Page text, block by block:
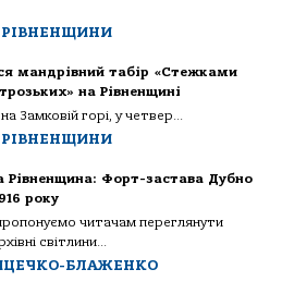
мандрівний табір «Стежками
на Рівненщині
Замковій горі, у четвер...
Рівненщина: Форт-застава Дубно
року
читачам переглянути
світлини...
БЛАЖЕНКО